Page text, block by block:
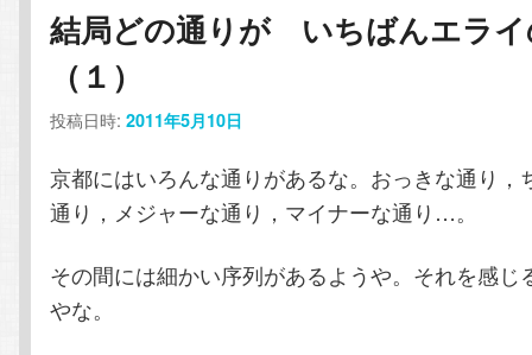
コ
ン
ン
へ
ン
テ
ツ
移
結局どの通りが いちばんエラ
（１）
投稿日時:2011年5月10日
京都にはいろんな通りがあるな。おっきな通り，
通り，メジャーな通り，マイナーな通り…。
その間には細かい序列があるようや。それを感じ
やな。